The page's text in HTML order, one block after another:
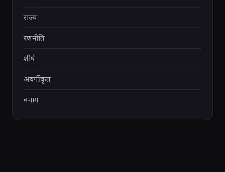
राज्य
रणनीति
शीर्ष
अवर्गीकृत
बनाम